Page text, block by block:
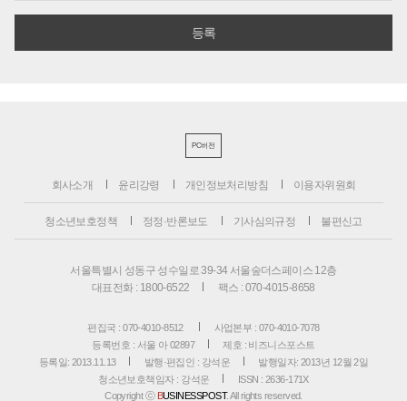
PC버전
회사소개 윤리강령 개인정보처리방침 이용자위원회
청소년보호정책 정정·반론보도 기사심의규정 불편신고
서울특별시 성동구 성수일로 39-34 서울숲더스페이스 12층
대표전화 : 1800-6522
팩스 : 070-4015-8658
편집국 : 070-4010-8512
사업본부 : 070-4010-7078
등록번호 : 서울 아 02897
제호 : 비즈니스포스트
등록일: 2013.11.13
발행·편집인 : 강석운
발행일자: 2013년 12월 2일
청소년보호책임자 : 강석운
ISSN : 2636-171X
Copyright ⓒ BUSINESSPOST. All rights reserved.